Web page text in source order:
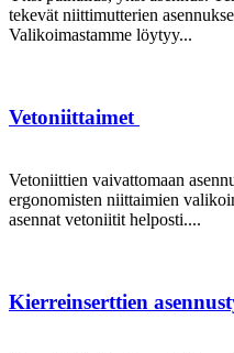
tekevät niittimutterien
Valikoimastamme löytyy...
Vetoniittaimet
Vetoniittien vaivattomaan
ergonomisten niittaimien
asennat vetoniitit helposti....
Kierreinserttien